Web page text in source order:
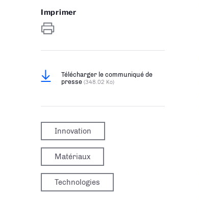
Imprimer
Télécharger le communiqué de
presse (348.02 Ko)
Innovation
Matériaux
Technologies